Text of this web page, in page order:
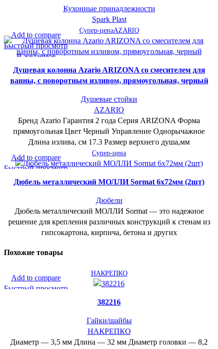
Кухонные принадлежности
Spark Plast
Супер-ценаAZARIO
Add to compare
Быстрый просмотр
В желаемое
Душевая колонна Azario ARIZONA со смесителем для
ванны, с поворотным изливом, прямоугольная, черный
Душевые стойки
AZARIO
Бренд Azario Гарантия 2 года Серия ARIZONA Форма
прямоугольная Цвет Черный Управление Однорычажное
Длина излива, см 17.3 Размер верхнего душа,мм
Супер-цена
Add to compare
Быстрый просмотр
В желаемое
Дюбель металлический МОЛЛИ Sormat 6х72мм (2шт)
Дюбели
Дюбель металлический МОЛЛИ Sormat — это надежное
решение для крепления различных конструкций к стенам из
гипсокартона, кирпича, бетона и других
Похожие товары
НАКРЕПКО
Add to compare
Быстрый просмотр
382216
Гайки/шайбы
НАКРЕПКО
Диаметр — 3,5 мм Длина — 32 мм Диаметр головки — 8,2